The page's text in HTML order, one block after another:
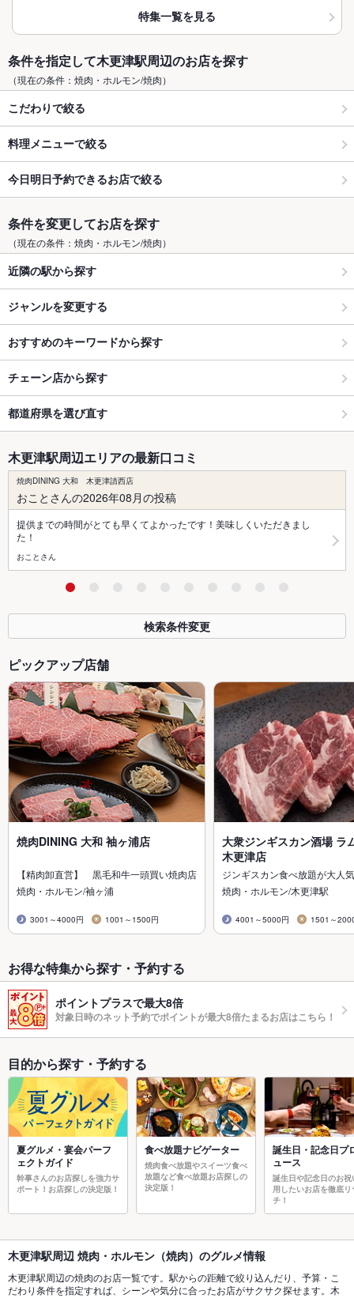
特集一覧を見る
条件を指定して木更津駅周辺のお店を探す
（現在の条件：焼肉・ホルモン/焼肉）
こだわりで絞る
料理メニューで絞る
今日明日予約できるお店で絞る
条件を変更してお店を探す
（現在の条件：焼肉・ホルモン/焼肉）
近隣の駅から探す
ジャンルを変更する
おすすめのキーワードから探す
チェーン店から探す
都道府県を選び直す
木更津駅周辺エリアの最新口コミ
焼肉DINING 大和 木更津請西店
おことさんの2026年08月の投稿
提供までの時間がとても早くてよかったです！美味しくいただきまし
た！
おことさん
検索条件変更
ピックアップ店舗
焼肉DINING 大和 袖ヶ浦店
【精肉卸直営】 黒毛和牛一頭買い焼肉店
焼肉・ホルモン/袖ヶ浦
3001～4000円 1001～1500円
大衆ジンギスカン酒場 ラ
木更津店
ジンギスカン食べ放題が大人
焼肉・ホルモン/木更津駅
4001～5000円 1501～
お得な特集から探す・予約する
ポイントプラスで最大8倍
対象日時のネット予約でポイントが最大8倍たまるお店はこちら！
目的から探す・予約する
夏グルメ・宴会パーフ
ェクトガイド
幹事さんのお店探しを強力サ
ポート！お店探しの決定版！
食べ放題ナビゲーター
焼肉食べ放題やスイーツ食べ
放題など食べ放題お店探しの
決定版！
誕生日・記念日プ
ュース
誕生日や記念日のお祝
用したいお店を徹底リ
チ！
木更津駅周辺 焼肉・ホルモン（焼肉）のグルメ情報
木更津駅周辺の焼肉のお店一覧です。駅からの距離で絞り込んだり、予算・こ
だわり条件を指定すれば、シーンや気分に合ったお店がサクサク探せます。木